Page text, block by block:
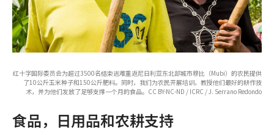
红十字国际委员会为超过3500名结束逃难重返尼日利亚东北部城市穆比（Mubi）的农民提供
了10公斤玉米种子和150公斤肥料。同时，我们为农民开展培训，教授他们最好的耕作技
术，并为他们发放了足够支撑一个月的食品。CC BY-NC-ND / ICRC / J. Serrano Redondo
食品，日用品和农耕支持